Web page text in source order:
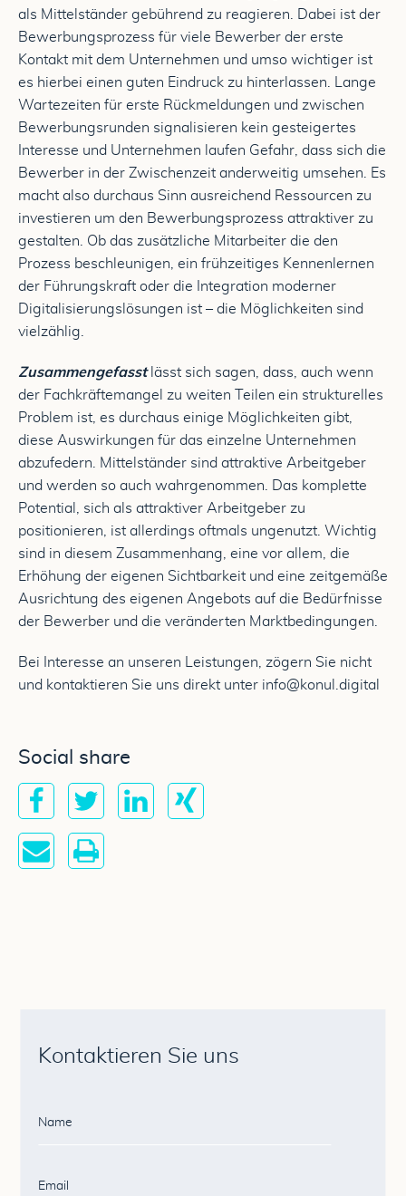
als Mittelständer gebührend zu reagieren. Dabei ist der
Bewerbungsprozess für viele Bewerber der erste
Kontakt mit dem Unternehmen und umso wichtiger ist
es hierbei einen guten Eindruck zu hinterlassen. Lange
Wartezeiten für erste Rückmeldungen und zwischen
Bewerbungsrunden signalisieren kein gesteigertes
Interesse und Unternehmen laufen Gefahr, dass sich die
Bewerber in der Zwischenzeit anderweitig umsehen. Es
macht also durchaus Sinn ausreichend Ressourcen zu
investieren um den Bewerbungsprozess attraktiver zu
gestalten. Ob das zusätzliche Mitarbeiter die den
Prozess beschleunigen, ein frühzeitiges Kennenlernen
der Führungskraft oder die Integration moderner
Digitalisierungslösungen ist – die Möglichkeiten sind
vielzählig.
Zusammengefasst lässt sich sagen, dass, auch wenn
der Fachkräftemangel zu weiten Teilen ein strukturelles
Problem ist, es durchaus einige Möglichkeiten gibt,
diese Auswirkungen für das einzelne Unternehmen
abzufedern. Mittelständer sind attraktive Arbeitgeber
und werden so auch wahrgenommen. Das komplette
Potential, sich als attraktiver Arbeitgeber zu
positionieren, ist allerdings oftmals ungenutzt. Wichtig
sind in diesem Zusammenhang, eine vor allem, die
Erhöhung der eigenen Sichtbarkeit und eine zeitgemäße
Ausrichtung des eigenen Angebots auf die Bedürfnisse
der Bewerber und die veränderten Marktbedingungen.
Bei Interesse an unseren Leistungen, zögern Sie nicht
und kontaktieren Sie uns direkt unter info@konul.digital
Social share
Kontaktieren Sie uns